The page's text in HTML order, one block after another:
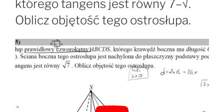
którego tangens jest równy 7–√.
Oblicz objętość tego ostrosłupa.